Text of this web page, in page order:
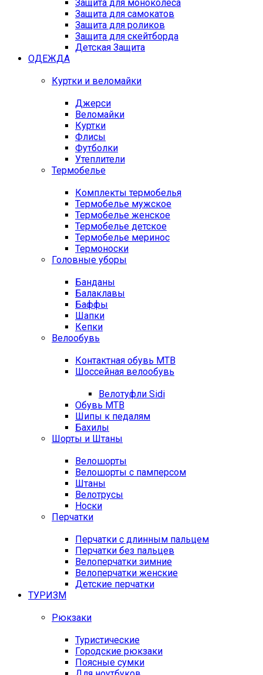
Защита для моноколеса
Защита для самокатов
Защита для роликов
Защита для скейтборда
Детская Защита
ОДЕЖДА
Куртки и веломайки
Джерси
Веломайки
Куртки
Флисы
Футболки
Утеплители
Термобелье
Комплекты термобелья
Термобелье мужское
Термобелье женское
Термобелье детское
Термобелье меринос
Термоноски
Головные уборы
Банданы
Балаклавы
Баффы
Шапки
Кепки
Велообувь
Контактная обувь MTB
Шоссейная велообувь
Велотуфли Sidi
Обувь MTB
Шипы к педалям
Бахилы
Шорты и Штаны
Велошорты
Велошорты с памперсом
Штаны
Велотрусы
Носки
Перчатки
Перчатки с длинным пальцем
Перчатки без пальцев
Велоперчатки зимние
Велоперчатки женские
Детские перчатки
ТУРИЗМ
Рюкзаки
Туристические
Городские рюкзаки
Поясные сумки